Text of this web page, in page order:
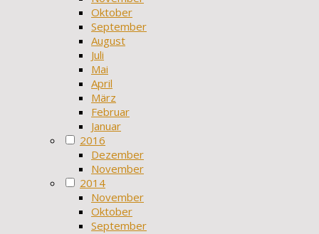
Oktober
September
August
Juli
Mai
April
März
Februar
Januar
2016
Dezember
November
2014
November
Oktober
September